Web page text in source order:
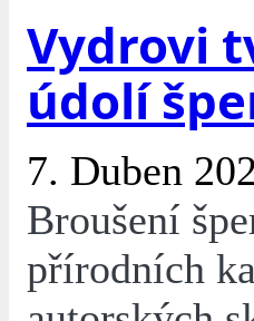
Vydrovi
údolí
7. Duben
Broušení
přírodních